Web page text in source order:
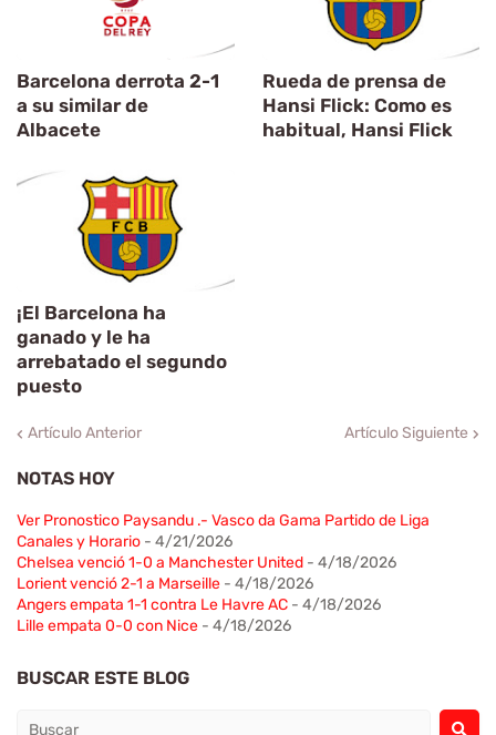
Barcelona derrota 2-1
a su similar de
Albacete
Rueda de prensa de
Hansi Flick: Como es
habitual, Hansi Flick
¡El Barcelona ha
ganado y le ha
arrebatado el segundo
puesto
Artículo Anterior Artículo Siguiente
NOTAS HOY
Ver Pronostico Paysandu .- Vasco da Gama Partido de Liga
Canales y Horario - 4/21/2026
Chelsea venció 1-0 a Manchester United - 4/18/2026
Lorient venció 2-1 a Marseille - 4/18/2026
Angers empata 1-1 contra Le Havre AC - 4/18/2026
Lille empata 0-0 con Nice - 4/18/2026
BUSCAR ESTE BLOG